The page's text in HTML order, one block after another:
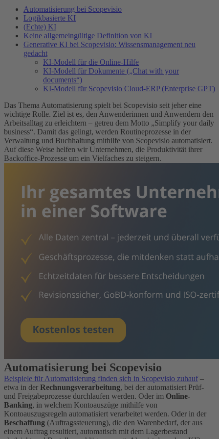
Automatisierung bei Scopevisio
Logikbasierte KI
(Echte) KI
Keine allgemeingültige Definition von KI
Generative KI bei Scopevisio: Wissensmanagement neu
gedacht
KI-Modell für die Online-Hilfe
KI-Modell für Dokumente („Chat with your
documents“)
KI-Modell für Scopevisio Cloud-ERP (Enterprise GPT)
Das Thema Automatisierung spielt bei Scopevisio seit jeher eine
wichtige Rolle. Ziel ist es, den Anwenderinnen und Anwendern den
Arbeitsalltag zu erleichtern – getreu dem Motto „Simplify your daily
business“. Damit das gelingt, werden Routineprozesse in der
Verwaltung und Buchhaltung mithilfe von Scopevisio automatisiert.
Auf diese Weise helfen wir Unternehmen, die Produktivität ihrer
Backoffice-Prozesse um ein Vielfaches zu steigern.
Automatisierung bei Scopevisio
Beispiele für Automatisierung finden sich in Scopevisio zuhauf –
etwa in der Rechnungsverarbeitung, bei der automatisiert Prüf-
und Freigabeprozesse durchlaufen werden. Oder im Online-
Banking, in welchem Kontoauszüge mithilfe von
Kontoauszugsregeln automatisiert verarbeitet werden. Oder in der
Beschaffung (Auftragssteuerung), die den Warenbedarf, der aus
einem Auftrag resultiert, automatisch mit dem Lagerbestand